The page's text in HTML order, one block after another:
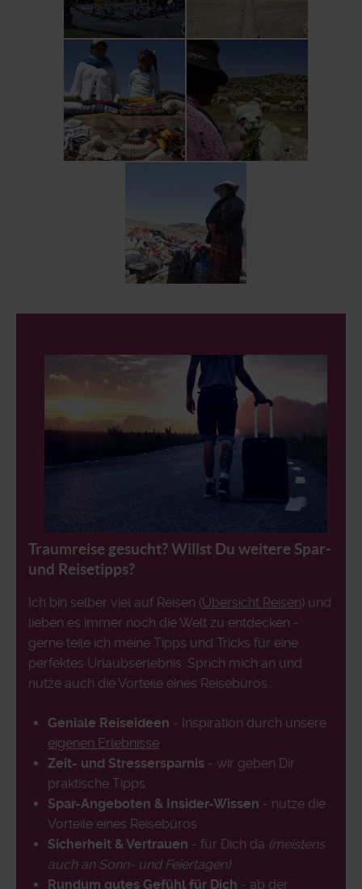
Traumreise gesucht? Willst Du weitere Spar-
und Reisetipps?
Ich bin selber viel auf Reisen (Übersicht Reisen) und
lieben es immer noch die Welt zu entdecken -
gerne teile ich meine Tipps und Tricks für eine
perfektes Urlaubserlebnis. Sprich mich an und
nutze auch die Vorteile eines Reisebüros...
Geniale Reiseideen - Inspiration durch unsere
eigenen Erlebnisse
Zeit- und Stressersparnis - wir geben Dir
praktische Tipps
Spar-Angeboten & Insider-Wissen - nutze die
Vorteile eines Reisebüros
Sicherheit & Vertrauen - für Dich da (meistens
auch an Sonn- und Feiertagen)
Rundum gutes Gefühl für Dich - ab der